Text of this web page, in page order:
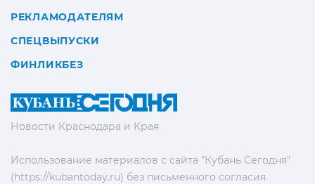
Новости Краснодара и Края
Использование материалов с сайта "Кубань Сегодня"
(https://kubantoday.ru) без письменного согласия
РЕКЛАМОДАТЕЛЯМ
СПЕЦВЫПУСКИ
ФИНЛИКБЕЗ